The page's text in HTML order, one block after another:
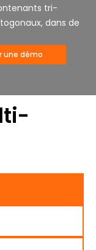
tri-
dans de
une démo